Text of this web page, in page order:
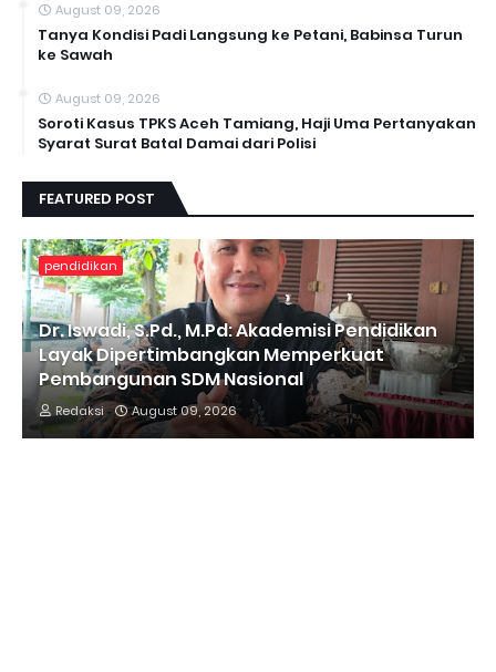
August 09, 2026
Tanya Kondisi Padi Langsung ke Petani, Babinsa Turun
ke Sawah
August 09, 2026
Soroti Kasus TPKS Aceh Tamiang, Haji Uma Pertanyakan
Syarat Surat Batal Damai dari Polisi
FEATURED POST
pendidikan
Dr. Iswadi, S.Pd., M.Pd: Akademisi Pendidikan
Layak Dipertimbangkan Memperkuat
Pembangunan SDM Nasional
Redaksi August 09, 2026